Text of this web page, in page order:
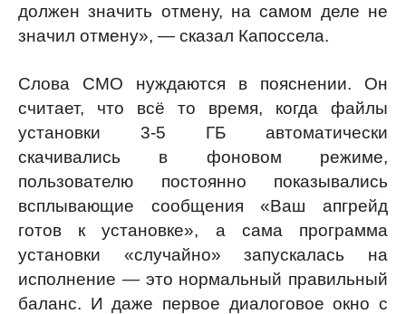
должен значить отмену, на самом деле не
значил отмену», — сказал Капоссела.
Слова CMO нуждаются в пояснении. Он
считает, что всё то время, когда файлы
установки 3-5 ГБ автоматически
скачивались в фоновом режиме,
пользователю постоянно показывались
всплывающие сообщения «Ваш апгрейд
готов к установке», а сама программа
установки «случайно» запускалась на
исполнение — это нормальный правильный
баланс. И даже первое диалоговое окно с